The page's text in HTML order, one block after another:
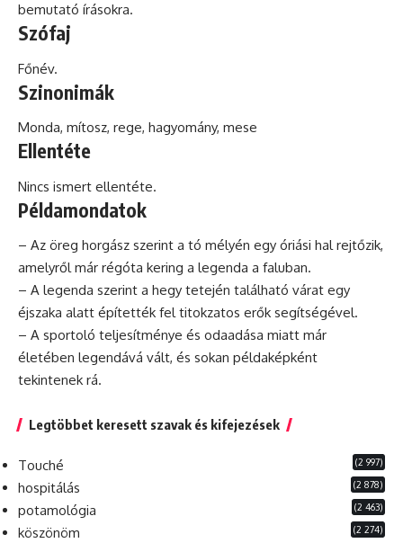
bemutató írásokra.
Szófaj
Főnév.
Szinonimák
Monda, mítosz, rege, hagyomány, mese
Ellentéte
Nincs ismert ellentéte.
Példamondatok
– Az öreg horgász szerint a tó mélyén egy óriási hal rejtőzik,
amelyről már régóta kering a legenda a faluban.
– A legenda szerint a hegy tetején található várat egy
éjszaka alatt építették fel titokzatos erők segítségével.
– A sportoló teljesítménye és odaadása miatt már
életében legendává vált, és sokan példaképként
tekintenek rá.
Legtöbbet keresett szavak és kifejezések
Touché (2 997)
hospitálás (2 878)
potamológia (2 463)
köszönöm (2 274)